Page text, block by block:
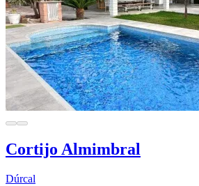
Cortijo Almimbral
Dúrcal